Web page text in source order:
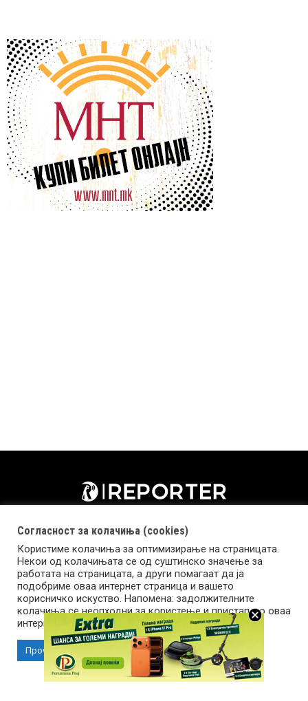
Copyright © 2026 Reporter.mk | Member of Clip Media Group
Импресум Маркетинг Контакт Услови за користење
Согласност за колачиња (cookies)
Користиме колачиња за оптимизирање на страницата.
Некои од колачињата се од суштинско значење за
работата на страницата, а други помагаат да ја
подобриме оваа интернет страница и вашето
корисничко искуство. Напомена: задолжителните
колачиња се неопходни за користење и пристап до оваа
интернет страница.
Прочитај повеќе Прифати колачиња